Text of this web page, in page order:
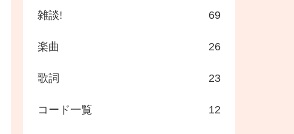
雑談! 69
楽曲 26
歌詞 23
コード一覧 12